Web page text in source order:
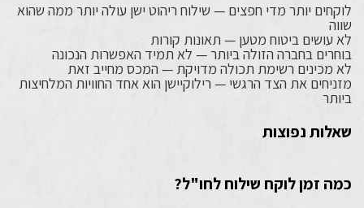
לוקחים יותר מדי חפצים — שילוח ריהוט ישן עולה יותר ממה שהוא
שווה
לא עושים ביטוח מטען — תאונות קורות
בוחרים בחברה הזולה ביותר — לא תמיד האפשרות הנכונה
לא מכינים רשימת תכולה מדויקת — המכס מחייב זאת
מזניחים את הצד הרגשי — רילוקיישן הוא אחד החוויות המלחיצות
ביותר
שאלות נפוצות
כמה זמן לוקח שילוח לחו"ל?